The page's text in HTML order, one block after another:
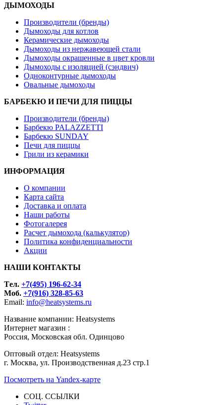
ДЫМОХОДЫ
Производители (бренды)
Дымоходы для котлов
Керамические дымоходы
Дымоходы из нержавеющей стали
Дымоходы окрашенные в цвет кровли
Дымоходы с изоляцией (сэндвич)
Одноконтурные дымоходы
Овальные дымоходы
БАРБЕКЮ И ПЕЧИ ДЛЯ ПИЦЦЫ
Производители (бренды)
Барбекю PALAZZETTI
Барбекю SUNDAY
Печи для пиццы
Грили из керамики
ИНФОРМАЦИЯ
О компании
Карта сайта
Доставка и оплата
Наши работы
Фотогалерея
Расчет дымохода (калькулятор)
Политика конфиденциальности
Акции
НАШИ КОНТАКТЫ
Tел. +7(495) 196-62-34
Моб. +7(916) 328-85-63
Email: info@heatsystems.ru
Название компании: Heatsystems
Интернет магазин :
Россия, Московская обл. Одинцово
Оптовый отдел: Heatsystems
г. Москва, ул. Производственная д.23 стр.1
Посмотреть на Yandex-карте
СОЦ. ССЫЛКИ